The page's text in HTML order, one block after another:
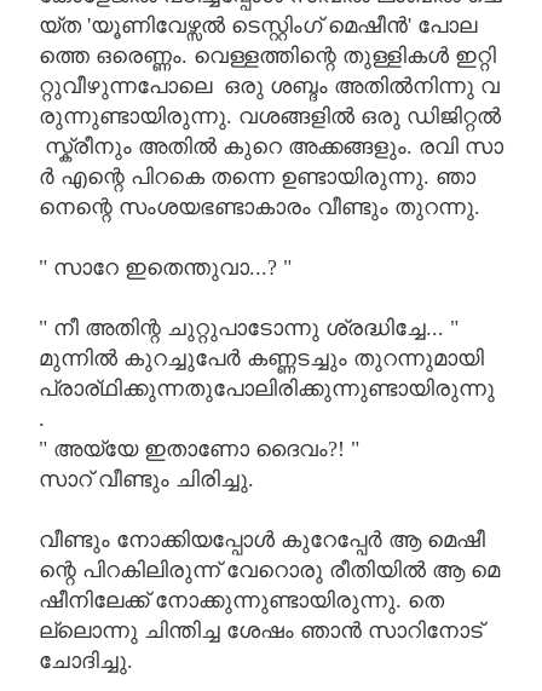
യ്ത'യൂണിവേഴ്സൽ ടെസ്റ്റിംഗ് മെഷീൻ' പോല
ത്തെ ഒരെണ്ണം. വെള്ളത്തിന്റെ തുള്ളികൾ ഇറ്റി
റ്റുവീഴുന്നപോലെ ഒരു ശബ്ദം അതിൽനിന്നു വ
രുന്നുണ്ടായിരുന്നു. വശങ്ങളിൽ ഒരു ഡിജിറ്റൽ
സ്ക്രീനും അതിൽ കുറെ അക്കങ്ങളും. രവി സാ
ർ എന്റെ പിറകെ തന്നെ ഉണ്ടായിരുന്നു. ഞാ
നെന്റെ സംശയഭണ്ടാകാരം വീണ്ടും തുറന്നു.
" സാറേ ഇതെന്തുവാ...? "
" നീ അതിന്റ ചുറ്റുപാടോന്നു ശ്രദ്ധിച്ചേ... "
മുന്നിൽ കുറച്ചുപേർ കണ്ണടച്ചും തുറന്നുമായി
പ്രാര്ഥിക്കുന്നതുപോലിരിക്കുന്നുണ്ടായിരുന്നു
.
" അയ്യേ ഇതാണോ ദൈവം?! "
സാറ് വീണ്ടും ചിരിച്ചു.
വീണ്ടും നോക്കിയപ്പോൾ കുറേപ്പേർ ആ മെഷീ
ന്റെ പിറകിലിരുന്ന് വേറൊരു രീതിയിൽ ആ മെ
ഷീനിലേക്ക് നോക്കുന്നുണ്ടായിരുന്നു. തെ
ല്ലൊന്നു ചിന്തിച്ച ശേഷം ഞാൻ സാറിനോട്
ചോദിച്ചു.